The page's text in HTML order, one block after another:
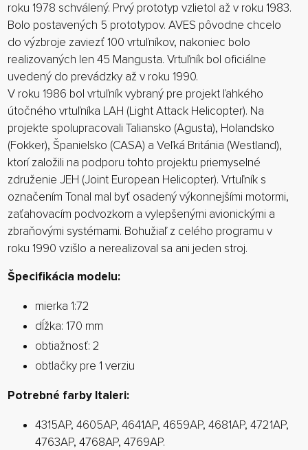
roku 1978 schválený. Prvý prototyp vzlietol až v roku 1983.
Bolo postavených 5 prototypov. AVES pôvodne chcelo
do výzbroje zaviezť 100 vrtuľníkov, nakoniec bolo
realizovaných len 45 Mangusta. Vrtuľník bol oficiálne
uvedený do prevádzky až v roku 1990.
V roku 1986 bol vrtuľník vybraný pre projekt ľahkého
útočného vrtuľníka LAH (Light Attack Helicopter). Na
projekte spolupracovali Taliansko (Agusta), Holandsko
(Fokker), Španielsko (CASA) a Veľká Británia (Westland),
ktorí založili na podporu tohto projektu priemyselné
združenie JEH (Joint European Helicopter). Vrtuľník s
označením Tonal mal byť osadený výkonnejšími motormi,
zaťahovacím podvozkom a vylepšenými avionickými a
zbraňovými systémami. Bohužiaľ z celého programu v
roku 1990 vzišlo a nerealizoval sa ani jeden stroj.
Špecifikácia modelu:
mierka 1:72
dĺžka: 170 mm
obtiažnosť: 2
obtlačky pre 1 verziu
Potrebné farby Italeri:
4315AP, 4605AP, 4641AP, 4659AP, 4681AP, 4721AP,
4763AP, 4768AP, 4769AP.